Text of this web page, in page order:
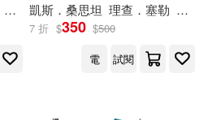
桑思坦(1)
張美惠凱斯 ． 桑思坦 理查 ． 塞勒 張美
7 折 $350 $500
電
試閱